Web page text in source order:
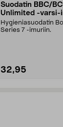
Suodatin BBC/
Unlimited -varsi-
Hygieniasuodatin
Series 7 -imuriin.
32,95